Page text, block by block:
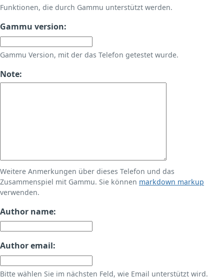
Funktionen, die durch Gammu unterstützt werden.
Gammu version:
Gammu Version, mit der das Telefon getestet wurde.
Note:
Weitere Anmerkungen über dieses Telefon und das
Zusammenspiel mit Gammu. Sie können markdown markup
verwenden.
Author name:
Author email:
Bitte wählen Sie im nächsten Feld, wie Email unterstützt wird.